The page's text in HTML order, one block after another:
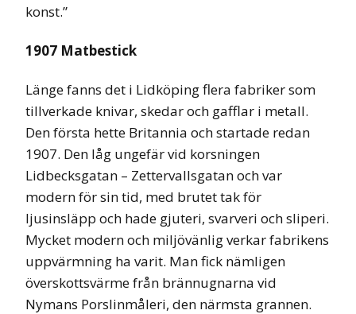
konst.”
1907 Matbestick
Länge fanns det i Lidköping flera fabriker som
tillverkade knivar, skedar och gafflar i metall.
Den första hette Britannia och startade redan
1907. Den låg ungefär vid korsningen
Lidbecksgatan – Zettervallsgatan och var
modern för sin tid, med brutet tak för
ljusinsläpp och hade gjuteri, svarveri och sliperi.
Mycket modern och miljövänlig verkar fabrikens
uppvärmning ha varit. Man fick nämligen
överskottsvärme från brännugnarna vid
Nymans Porslinmåleri, den närmsta grannen.